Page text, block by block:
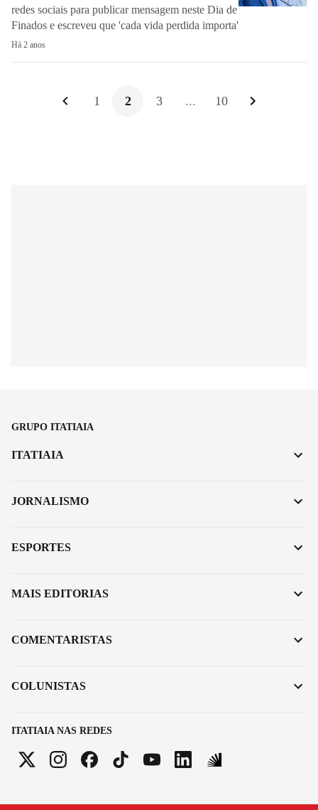
redes sociais para publicar mensagem neste Dia de
Finados e escreveu que 'cada vida perdida importa'
Há 2 anos
1 2 3 ... 10
GRUPO ITATIAIA
ITATIAIA NAS REDES
ITATIAIA
JORNALISMO
ESPORTES
MAIS EDITORIAS
COMENTARISTAS
COLUNISTAS